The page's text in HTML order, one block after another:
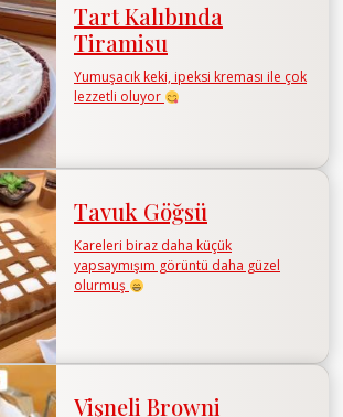
Tart Kalıbında
Tiramisu
Yumuşacık keki, ipeksi kreması ile çok
lezzetli oluyor
Tavuk Göğsü
Kareleri biraz daha küçük
yapsaymışım görüntü daha güzel
olurmuş
Vişneli Browni